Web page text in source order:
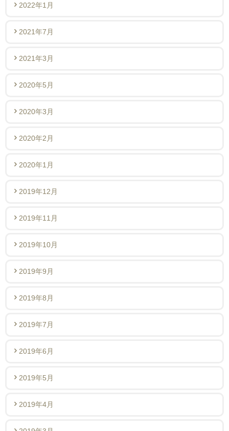
2022年1月
2021年7月
2021年3月
2020年5月
2020年3月
2020年2月
2020年1月
2019年12月
2019年11月
2019年10月
2019年9月
2019年8月
2019年7月
2019年6月
2019年5月
2019年4月